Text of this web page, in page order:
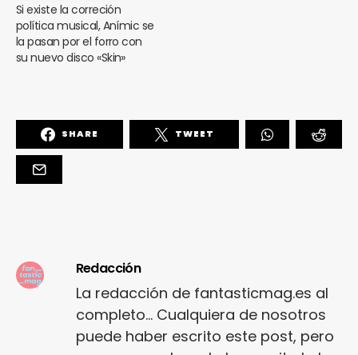
Si existe la correción
política musical, Anímic se
la pasan por el forro con
su nuevo disco «Skin»
SHARE TWEET
Redacción
La redacción de fantasticmag.es al
completo... Cualquiera de nosotros
puede haber escrito este post, pero